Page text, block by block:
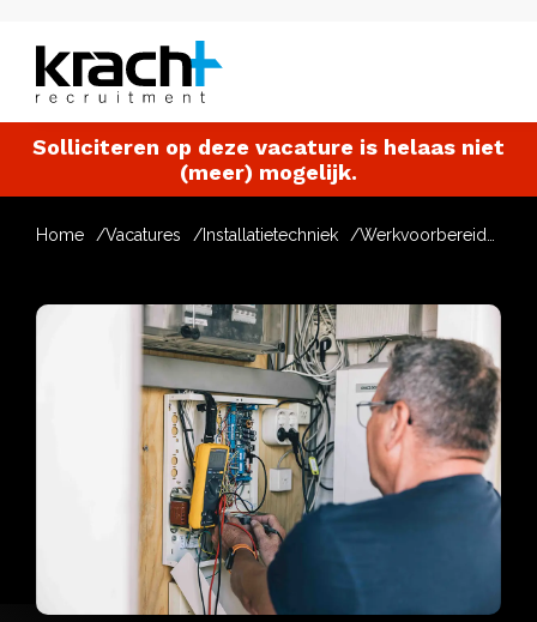
Solliciteren op deze vacature is helaas niet
(meer) mogelijk.
Home Vacatures Installatietechniek